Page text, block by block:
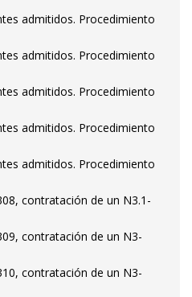
admitidos. Procedimiento
admitidos. Procedimiento
admitidos. Procedimiento
admitidos. Procedimiento
admitidos. Procedimiento
contratación de un N3.1-
contratación de un N3-
contratación de un N3-